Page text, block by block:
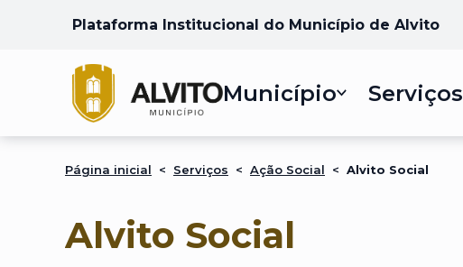
Plataforma Institucional do Município de Alvito
Município Serviços
Página inicial < Serviços < Ação Social < Alvito Social
Alvito Social